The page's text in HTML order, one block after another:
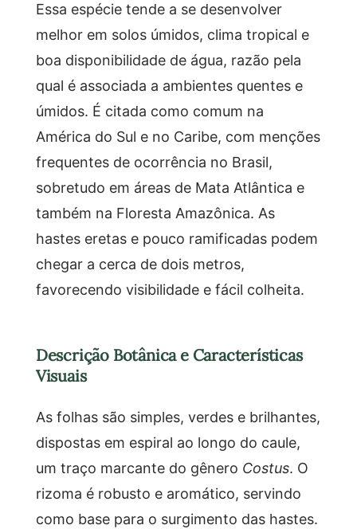
Essa espécie tende a se desenvolver
melhor em solos úmidos, clima tropical e
boa disponibilidade de água, razão pela
qual é associada a ambientes quentes e
úmidos. É citada como comum na
América do Sul e no Caribe, com menções
frequentes de ocorrência no Brasil,
sobretudo em áreas de Mata Atlântica e
também na Floresta Amazônica. As
hastes eretas e pouco ramificadas podem
chegar a cerca de dois metros,
favorecendo visibilidade e fácil colheita.
Descrição Botânica e Características
Visuais
As folhas são simples, verdes e brilhantes,
dispostas em espiral ao longo do caule,
um traço marcante do gênero Costus. O
rizoma é robusto e aromático, servindo
como base para o surgimento das hastes.